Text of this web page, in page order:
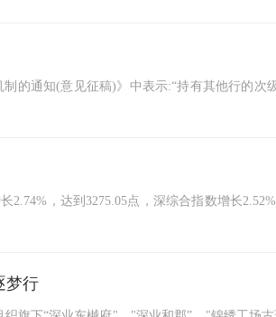
的通知(意见征稿)》中表示:“持有其他行的次
，达到3275.05点，深综合指数增长
梦行